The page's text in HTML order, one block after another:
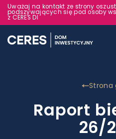
Uważaj na kontakt ze strony
podszywających się pod osoby
z CERES DI
Strona
Raport
26/